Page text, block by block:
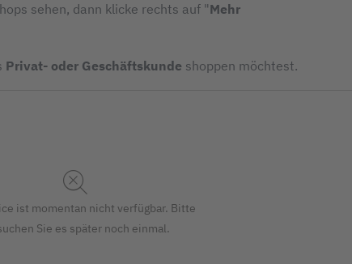
sehen, dann klicke rechts auf "Mehr
Privat- oder Geschäftskunde shoppen möchtest.
ist momentan nicht verfügbar. Bitte
Sie es später noch einmal.